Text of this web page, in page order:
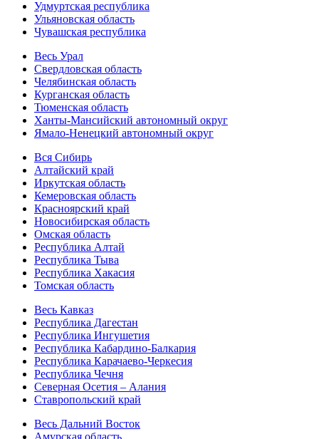
Удмуртская республика
Ульяновская область
Чувашская республика
Весь Урал
Свердловская область
Челябинская область
Курганская область
Тюменская область
Ханты-Мансийский автономный округ
Ямало-Ненецкий автономный округ
Вся Сибирь
Алтайский край
Иркутская область
Кемеровская область
Красноярский край
Новосибирская область
Омская область
Республика Алтай
Республика Тыва
Республика Хакасия
Томская область
Весь Кавказ
Республика Дагестан
Республика Ингушетия
Республика Кабардино-Балкария
Республика Карачаево-Черкесия
Республика Чечня
Северная Осетия – Алания
Ставропольский край
Весь Дальний Восток
Амурская область